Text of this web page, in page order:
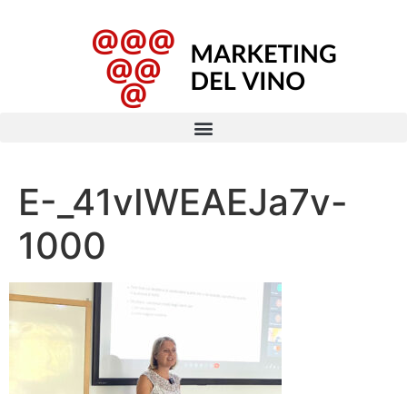
E-_41vIWEAEJa7v-
1000